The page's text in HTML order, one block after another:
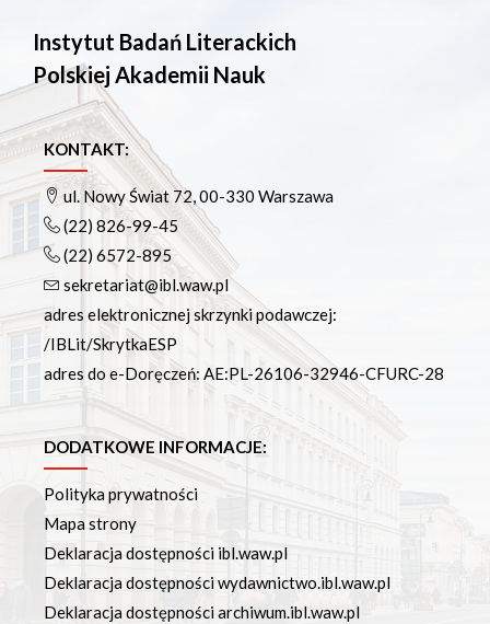
Instytut Badań Literackich
Polskiej Akademii Nauk
KONTAKT:
ul. Nowy Świat 72, 00-330 Warszawa
(22) 826-99-45
(22) 6572-895
sekretariat@ibl.waw.pl
adres elektronicznej skrzynki podawczej:
/IBLit/SkrytkaESP
adres do e-Doręczeń: AE:PL-26106-32946-CFURC-28
DODATKOWE INFORMACJE:
Polityka prywatności
Mapa strony
Deklaracja dostępności ibl.waw.pl
Deklaracja dostępności wydawnictwo.ibl.waw.pl
Deklaracja dostępności archiwum.ibl.waw.pl